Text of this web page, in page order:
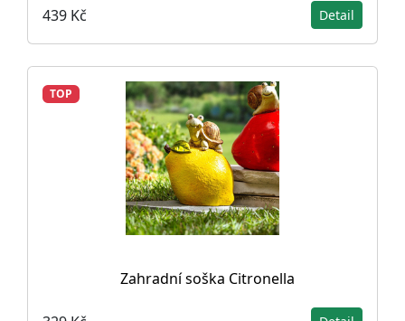
439 Kč Detail
TOP
Zahradní soška Citronella